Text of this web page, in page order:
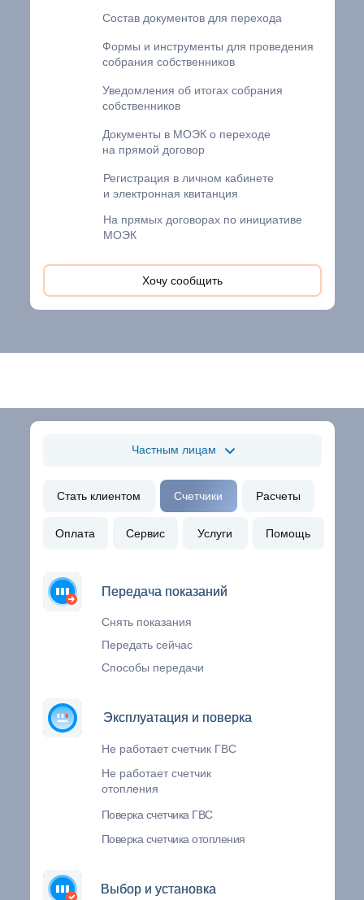
На прямых договорах по инициативе
МОЭК
Регистрация в личном кабинете
и электронная квитанция
Документы в МОЭК о переходе
на прямой договор
Уведомления об итогах собрания
собственников
Формы и инструменты для проведения
собрания собственников
Состав документов для перехода
Хочу сообщить
Передача показаний
Передача показаний
Снять показания
Способы передачи
Передать сейчас
Эксплуатация и поверка
Эксплуатация и поверка
Поверка счетчика ГВС
Поверка счетчика отопления
Не работает счетчик
отопления
Не работает счетчик ГВС
Выбор и установка
Выбор и установка
Услуги
Сервис
Оплата Помощь
Расчеты
Счетчики
Стать клиентом
Частным лицам